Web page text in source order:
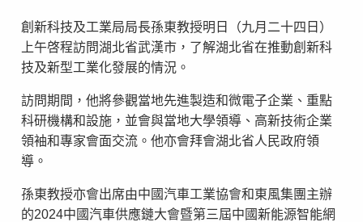
創新科技及工業局局長孫東教授明日（九月二十四日）
上午啓程訪問湖北省武漢市，了解湖北省在推動創新科
技及新型工業化發展的情況。
訪問期間，他將參觀當地先進製造和微電子企業、重點
科研機構和設施，並會與當地大學領導、高新技術企業
領袖和專家會面交流。他亦會拜會湖北省人民政府領
導。
孫東教授亦會出席由中國汽車工業協會和東風集團主辦
的2024中國汽車供應鏈大會暨第三屆中國新能源智能網